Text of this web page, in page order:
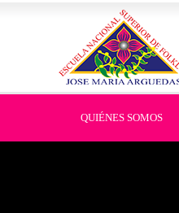
QUIÉNES SOMOS